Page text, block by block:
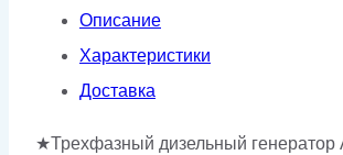
РНЯ
Описание
Характеристики
Доставка
★Трехфазный дизельный